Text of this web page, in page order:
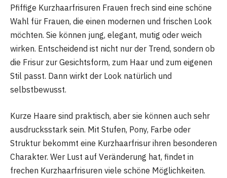
Pfiffige Kurzhaarfrisuren Frauen frech sind eine schöne
Wahl für Frauen, die einen modernen und frischen Look
möchten. Sie können jung, elegant, mutig oder weich
wirken. Entscheidend ist nicht nur der Trend, sondern ob
die Frisur zur Gesichtsform, zum Haar und zum eigenen
Stil passt. Dann wirkt der Look natürlich und
selbstbewusst.
Kurze Haare sind praktisch, aber sie können auch sehr
ausdrucksstark sein. Mit Stufen, Pony, Farbe oder
Struktur bekommt eine Kurzhaarfrisur ihren besonderen
Charakter. Wer Lust auf Veränderung hat, findet in
frechen Kurzhaarfrisuren viele schöne Möglichkeiten.